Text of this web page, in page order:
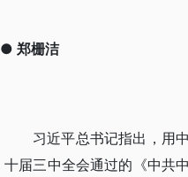
● 郑栅洁
习近平总书记指出，用
十届三中全会通过的《中共